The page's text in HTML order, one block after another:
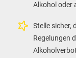
Alkohol oder
Stelle sicher,
Regelungen